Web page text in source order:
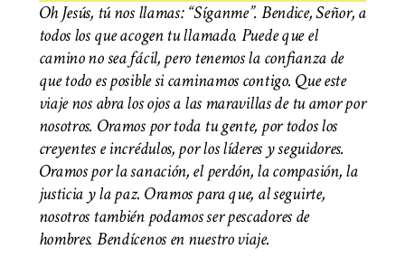
Oh Jesús, tú nos llamas: “Síganme”. Bendice, Señor, a
todos los que acogen tu llamado. Puede que el
camino no sea fácil, pero tenemos la confianza de
que todo es posible si caminamos contigo. Que este
viaje nos abra los ojos a las maravillas de tu amor por
nosotros. Oramos por toda tu gente, por todos los
creyentes e incrédulos, por los líderes y seguidores.
Oramos por la sanación, el perdón, la compasión, la
justicia y la paz. Oramos para que, al seguirte,
nosotros también podamos ser pescadores de
hombres. Bendícenos en nuestro viaje.